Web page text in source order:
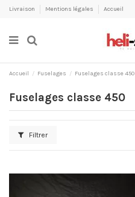
Livraison Mentions légales Accueil
Accueil Fuselages Fuselages classe 450
Fuselages classe 450
Filtrer